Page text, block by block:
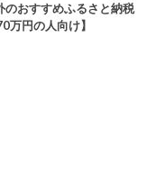
のおすすめふるさと納税
万円の人向け】